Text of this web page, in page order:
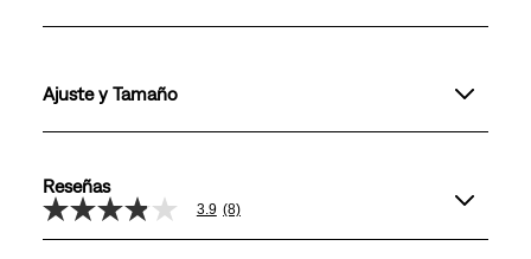
Ajuste y Tamaño
Reseñas
3.9
de
3.9 (8)